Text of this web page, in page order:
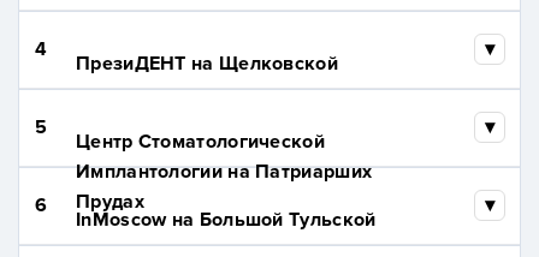
4
ПрезиДЕНТ на Щелковской
5
Центр Стоматологической
Имплантологии на Патриарших
Прудах
6
InMoscow на Большой Тульской